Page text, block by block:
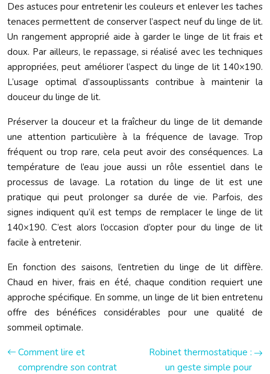
Des astuces pour entretenir les couleurs et enlever les taches
tenaces permettent de conserver l’aspect neuf du linge de lit.
Un rangement approprié aide à garder le linge de lit frais et
doux. Par ailleurs, le repassage, si réalisé avec les techniques
appropriées, peut améliorer l’aspect du linge de lit 140×190.
L’usage optimal d’assouplissants contribue à maintenir la
douceur du linge de lit.
Préserver la douceur et la fraîcheur du linge de lit demande
une attention particulière à la fréquence de lavage. Trop
fréquent ou trop rare, cela peut avoir des conséquences. La
température de l’eau joue aussi un rôle essentiel dans le
processus de lavage. La rotation du linge de lit est une
pratique qui peut prolonger sa durée de vie. Parfois, des
signes indiquent qu’il est temps de remplacer le linge de lit
140×190. C’est alors l’occasion d’opter pour du linge de lit
facile à entretenir.
En fonction des saisons, l’entretien du linge de lit diffère.
Chaud en hiver, frais en été, chaque condition requiert une
approche spécifique. En somme, un linge de lit bien entretenu
offre des bénéfices considérables pour une qualité de
sommeil optimale.
Comment lire et
comprendre son contrat
Robinet thermostatique :
un geste simple pour